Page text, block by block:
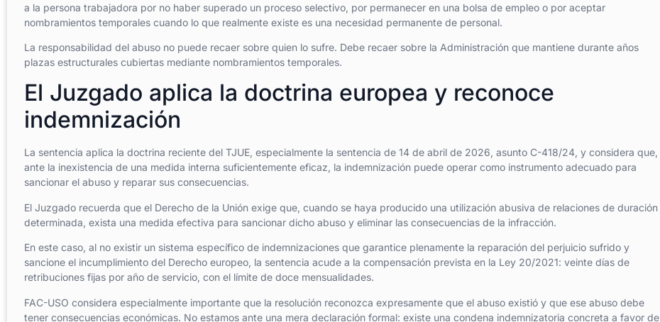
a la persona trabajadora por no haber superado un proceso selectivo, por permanecer en una bolsa de empleo o por aceptar
nombramientos temporales cuando lo que realmente existe es una necesidad permanente de personal.
La responsabilidad del abuso no puede recaer sobre quien lo sufre. Debe recaer sobre la Administración que mantiene durante años
plazas estructurales cubiertas mediante nombramientos temporales.
El Juzgado aplica la doctrina europea y reconoce
indemnización
La sentencia aplica la doctrina reciente del TJUE, especialmente la sentencia de 14 de abril de 2026, asunto C-418/24, y considera que,
ante la inexistencia de una medida interna suficientemente eficaz, la indemnización puede operar como instrumento adecuado para
sancionar el abuso y reparar sus consecuencias.
El Juzgado recuerda que el Derecho de la Unión exige que, cuando se haya producido una utilización abusiva de relaciones de duración
determinada, exista una medida efectiva para sancionar dicho abuso y eliminar las consecuencias de la infracción.
En este caso, al no existir un sistema específico de indemnizaciones que garantice plenamente la reparación del perjuicio sufrido y
sancione el incumplimiento del Derecho europeo, la sentencia acude a la compensación prevista en la Ley 20/2021: veinte días de
retribuciones fijas por año de servicio, con el límite de doce mensualidades.
FAC-USO considera especialmente importante que la resolución reconozca expresamente que el abuso existió y que ese abuso debe
tener consecuencias económicas. No estamos ante una mera declaración formal: existe una condena indemnizatoria concreta a favor de